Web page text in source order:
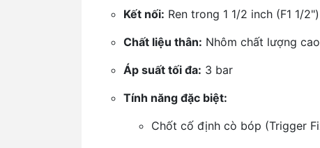
Kết nối: Ren trong 1 1/2 inch (F1 1/2")
Chất liệu thân: Nhôm chất lượng cao
Áp suất tối đa: 3 bar
Tính năng đặc biệt:
Chốt cố định cò bóp (Trigger